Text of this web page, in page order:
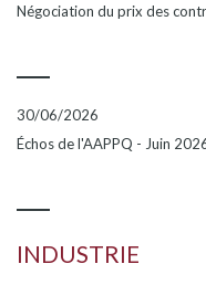
Négociation du prix des
30/06/2026
Échos de l'AAPPQ - Juin
INDUSTRIE